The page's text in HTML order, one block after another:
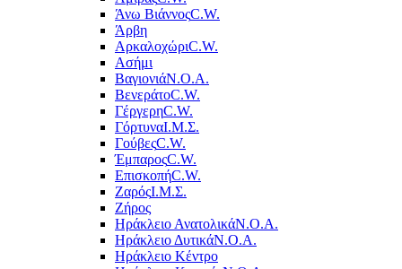
Άνω ΒιάννοςC.W.
Άρβη
ΑρκαλοχώριC.W.
Ασήμι
ΒαγιονιάΝ.Ο.Α.
ΒενεράτοC.W.
ΓέργερηC.W.
ΓόρτυναΙ.Μ.Σ.
ΓούβεςC.W.
ΈμπαροςC.W.
ΕπισκοπήC.W.
ΖαρόςΙ.Μ.Σ.
Ζήρος
Ηράκλειο ΑνατολικάΝ.Ο.Α.
Ηράκλειο ΔυτικάΝ.Ο.Α.
Ηράκλειο Κέντρο